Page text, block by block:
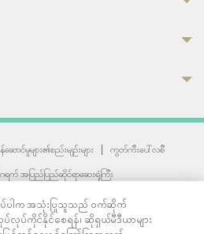
န်ဆောင်မှုများ၏စည်းမျဉ်းများ |
ကွတ်ကီးပေါ်လစီ
က် အပြည်ပြည်ဆိုင်ရာဆေးရုံကြီး
Bangkok 10110 Thailand.
rights reserved.
ပ်ပါက အသုံးပြုသူသည် ဝက်ဆိုက်
လုပ်ကိုင်နိုင်စေရန်၊ ဆိုရှယ်မီဒီယာများ